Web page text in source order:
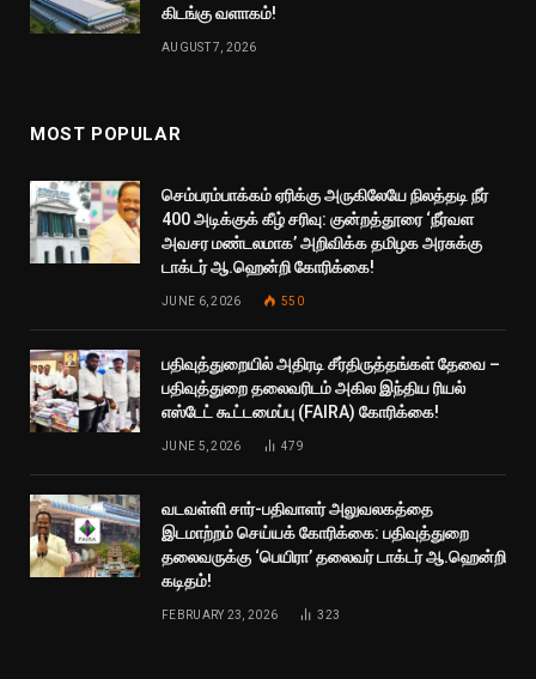
கிடங்கு வளாகம்!
AUGUST 7, 2026
MOST POPULAR
செம்பரம்பாக்கம் ஏரிக்கு அருகிலேயே நிலத்தடி நீர்
400 அடிக்குக் கீழ் சரிவு: குன்றத்தூரை ‘நீர்வள
அவசர மண்டலமாக’ அறிவிக்க தமிழக அரசுக்கு
டாக்டர் ஆ.ஹென்றி கோரிக்கை!
JUNE 6, 2026 550
பதிவுத்துறையில் அதிரடி சீர்திருத்தங்கள் தேவை –
பதிவுத்துறை தலைவரிடம் அகில இந்திய ரியல்
எஸ்டேட் கூட்டமைப்பு (FAIRA) கோரிக்கை!
JUNE 5, 2026 479
வடவள்ளி சார்-பதிவாளர் அலுவலகத்தை
இடமாற்றம் செய்யக் கோரிக்கை: பதிவுத்துறை
தலைவருக்கு ‘பெயிரா’ தலைவர் டாக்டர் ஆ.ஹென்றி
கடிதம்!
FEBRUARY 23, 2026 323